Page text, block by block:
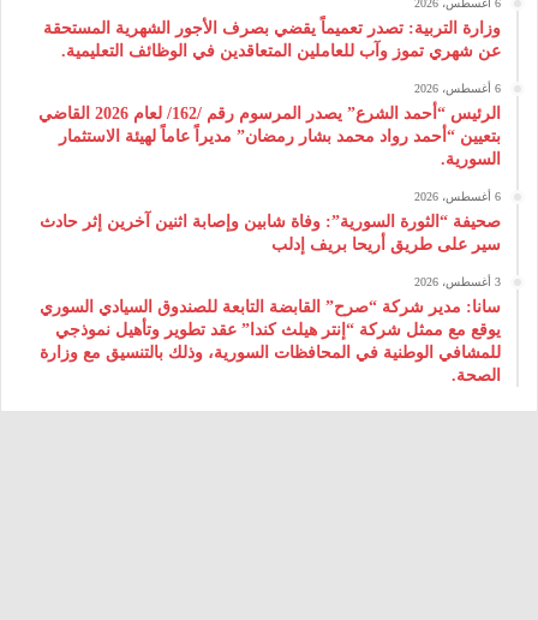
وزارة التربية: تصدر تعميماً يقضي بصرف الأجور الشهرية المستحقة
عن شهري تموز وآب للعاملين المتعاقدين في الوظائف التعليمية.
6 أغسطس، 2026
الرئيس “أحمد الشرع” يصدر المرسوم رقم /162/ لعام 2026 ‌القاضي
بتعيين “أحمد رواد محمد بشار رمضان” مديراً عاماً لهيئة ‌الاستثمار
السورية.
6 أغسطس، 2026
صحيفة “الثورة السورية”: وفاة شابين وإصابة اثنين آخرين إثر حادث
سير على طريق أريحا بريف إدلب
3 أغسطس، 2026
سانا: مدير شركة “صرح” القابضة التابعة للصندوق السيادي السوري
يوقع مع ممثل شركة “إنتر هيلث كندا” عقد تطوير وتأهيل نموذجي
للمشافي الوطنية في المحافظات السورية، وذلك بالتنسيق مع وزارة
الصحة.